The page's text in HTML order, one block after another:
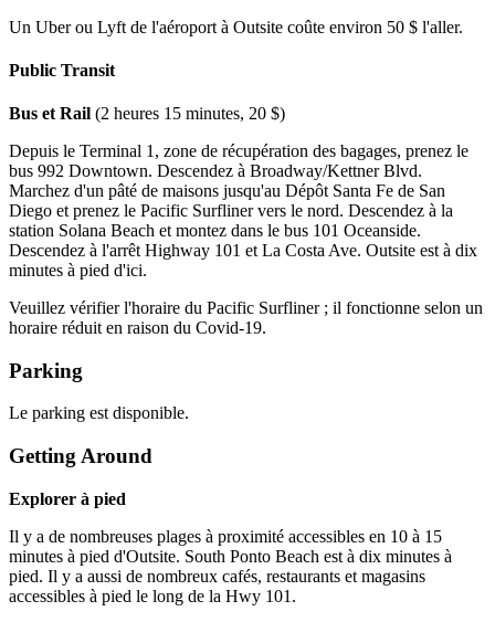
Un Uber ou Lyft de l'aéroport à Outsite coûte environ 50 $ l'aller.
Public Transit
Bus et Rail (2 heures 15 minutes, 20 $)
Depuis le Terminal 1, zone de récupération des bagages, prenez le
bus 992 Downtown. Descendez à Broadway/Kettner Blvd.
Marchez d'un pâté de maisons jusqu'au Dépôt Santa Fe de San
Diego et prenez le Pacific Surfliner vers le nord. Descendez à la
station Solana Beach et montez dans le bus 101 Oceanside.
Descendez à l'arrêt Highway 101 et La Costa Ave. Outsite est à dix
minutes à pied d'ici.
Veuillez vérifier l'horaire du Pacific Surfliner ; il fonctionne selon un
horaire réduit en raison du Covid-19.
Parking
Le parking est disponible.
Getting Around
Explorer à pied
Il y a de nombreuses plages à proximité accessibles en 10 à 15
minutes à pied d'Outsite. South Ponto Beach est à dix minutes à
pied. Il y a aussi de nombreux cafés, restaurants et magasins
accessibles à pied le long de la Hwy 101.